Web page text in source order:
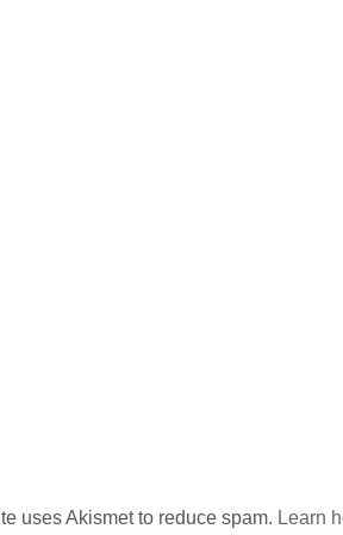
uses Akismet to reduce spam. Learn